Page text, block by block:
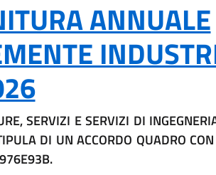
ANNUALE
SERVIZI E SERVIZI DI
DI UN ACCORDO QUADRO